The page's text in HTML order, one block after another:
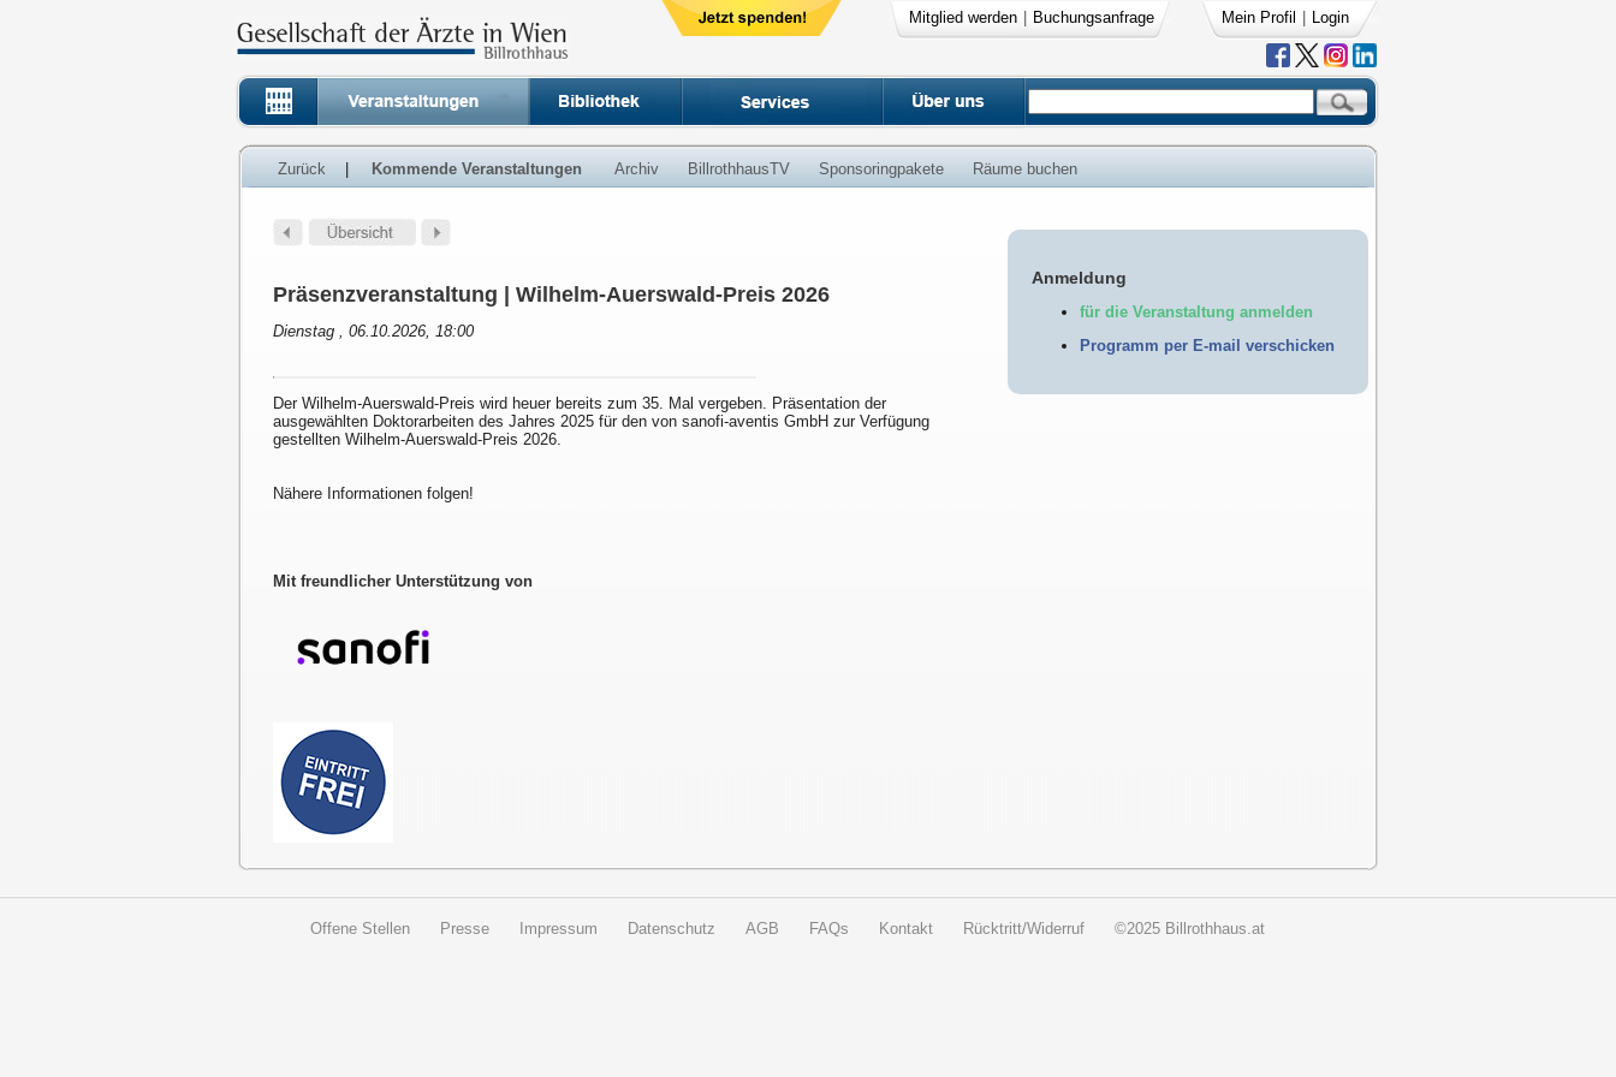
Mitglied werden Buchungsanfrage Mein Profil Login
Zurück Kommende Veranstaltungen Archiv BillrothhausTV Sponsoringpakete Räume buchen
Anmeldung
für die Veranstaltung anmelden
Programm per E-mail verschicken
Präsenzveranstaltung | Wilhelm-Auerswald-Preis 2026
Dienstag , 06.10.2026, 18:00
Der Wilhelm-Auerswald-Preis wird heuer bereits zum 35. Mal vergeben. Präsentation der
ausgewählten Doktorarbeiten des Jahres 2025 für den von sanofi-aventis GmbH zur Verfügung
gestellten Wilhelm-Auerswald-Preis 2026.
Nähere Informationen folgen!
Mit freundlicher Unterstützung von
Offene Stellen Presse Impressum Datenschutz AGB FAQs Kontakt Rücktritt/Widerruf ©2025 Billrothhaus.at